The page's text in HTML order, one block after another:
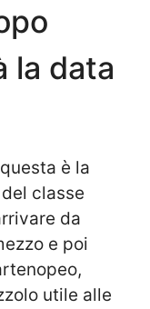
la data
è la
classe
da
e poi
utile alle